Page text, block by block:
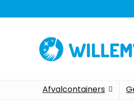
Afvalcontainers